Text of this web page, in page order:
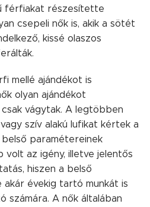
férfiakat részesítette
csepeli nők is, akik a sötét
kissé olaszos
mellé ajándékot is
olyan ajándékot
vágytak. A legtöbben
szív alakú lufikat kértek a
paramétereinek
volt az igény, illetve jelentős
hiszen a belső
akár évekig tartó munkát is
számára. A nők általában